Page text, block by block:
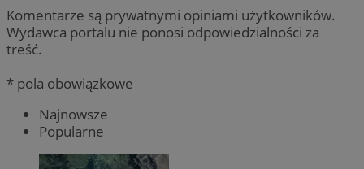
Komentarze są prywatnymi opiniami użytkowników.
Wydawca portalu nie ponosi odpowiedzialności za
treść.
* pola obowiązkowe
Najnowsze
Popularne